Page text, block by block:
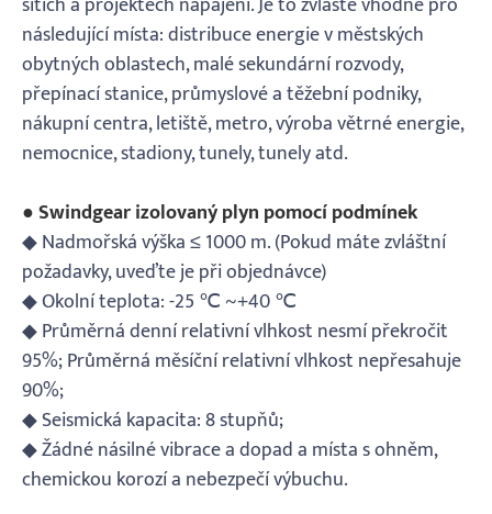
následující místa: distribuce energie v městských
obytných oblastech, malé sekundární rozvody,
přepínací stanice, průmyslové a těžební podniky,
nákupní centra, letiště, metro, výroba větrné energie,
nemocnice, stadiony, tunely, tunely atd.
● Swindgear izolovaný plyn pomocí podmínek
◆ Nadmořská výška ≤ 1000 m. (Pokud máte zvláštní
požadavky, uveďte je při objednávce)
◆ Okolní teplota: -25 ℃ ~+40 ℃
◆ Průměrná denní relativní vlhkost nesmí překročit
95%; Průměrná měsíční relativní vlhkost nepřesahuje
90%;
◆ Seismická kapacita: 8 stupňů;
◆ Žádné násilné vibrace a dopad a místa s ohněm,
chemickou korozí a nebezpečí výbuchu.